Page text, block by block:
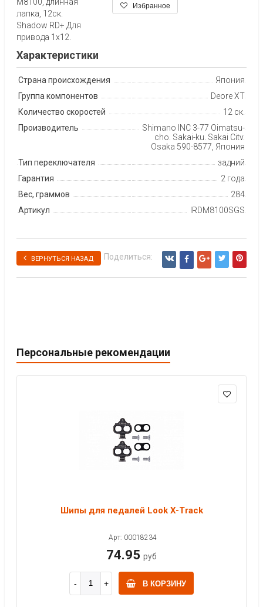
Избранное
лапка, 12ск.
Shadow RD+ Для
привода 1х12.
Характеристики
Страна происхождения
Япония
Группа компонентов
Deore XT
Количество скоростей
12 ск.
Производитель
Shimano INC 3-77 Oimatsu-
cho, Sakai-ku, Sakai City,
Osaka 590-8577, Япония
Тип переключателя
задний
Гарантия
2 года
Вес, граммов
284
Артикул
IRDM8100SGS
ВЕРНУТЬСЯ НАЗАД Поделиться:
Персональные рекомендации
Шипы для педалей Look X-Track
Арт: 00018234
74.95 руб
В КОРЗИНУ